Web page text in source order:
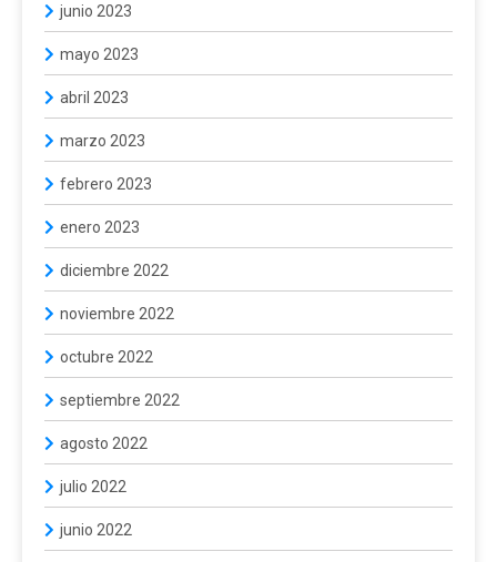
junio 2023
mayo 2023
abril 2023
marzo 2023
febrero 2023
enero 2023
diciembre 2022
noviembre 2022
octubre 2022
septiembre 2022
agosto 2022
julio 2022
junio 2022